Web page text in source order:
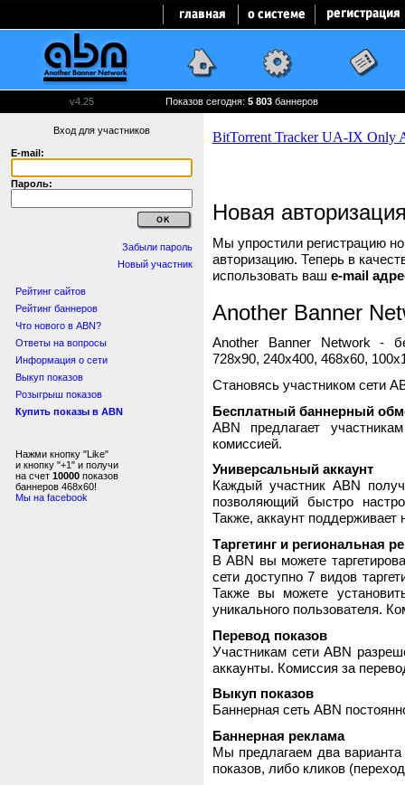
v4.25 Показов сегодня: 5 803 баннеров
Вход для участников
E-mail:
Пароль:
Забыли пароль
Новый участник
Рейтинг сайтов
Рейтинг баннеров
Что нового в ABN?
Ответы на вопросы
Информация о сети
Выкуп показов
Розыгрыш показов
Купить показы в ABN
Нажми кнопку "Like"
и кнопку "+1" и получи
на счет 10000 показов
баннеров 468x60!
Мы на facebook
Новая
Мы упростили регистрацию
авторизацию. Теперь в
использовать ваш e-mail
Another Banner
Another Banner Network -
728x90, 240x400, 468x60,
Становясь участником сети
Бесплатный баннерный
ABN предлагает
комиссией.
Универсальный аккаунт
Каждый участник ABN
позволяющий быстро
Также, аккаунт поддерживает
Таргетинг и региональная
В ABN вы можете
сети доступно 7 видов
Также вы можете
уникального пользователя.
Перевод показов
Участникам сети ABN
аккаунты. Комиссия за
Выкуп показов
Баннерная сеть ABN
Баннерная реклама
Мы предлагаем два
показов, либо кликов